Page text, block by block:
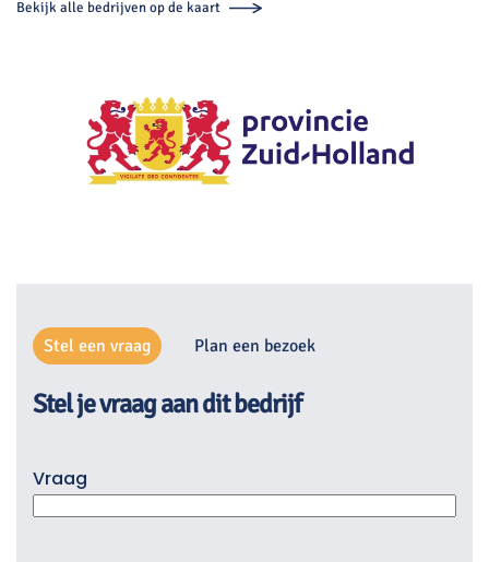
Bekijk alle bedrijven op de kaart
Stel een vraag Plan een bezoek
Stel je vraag aan dit bedrijf
Vraag